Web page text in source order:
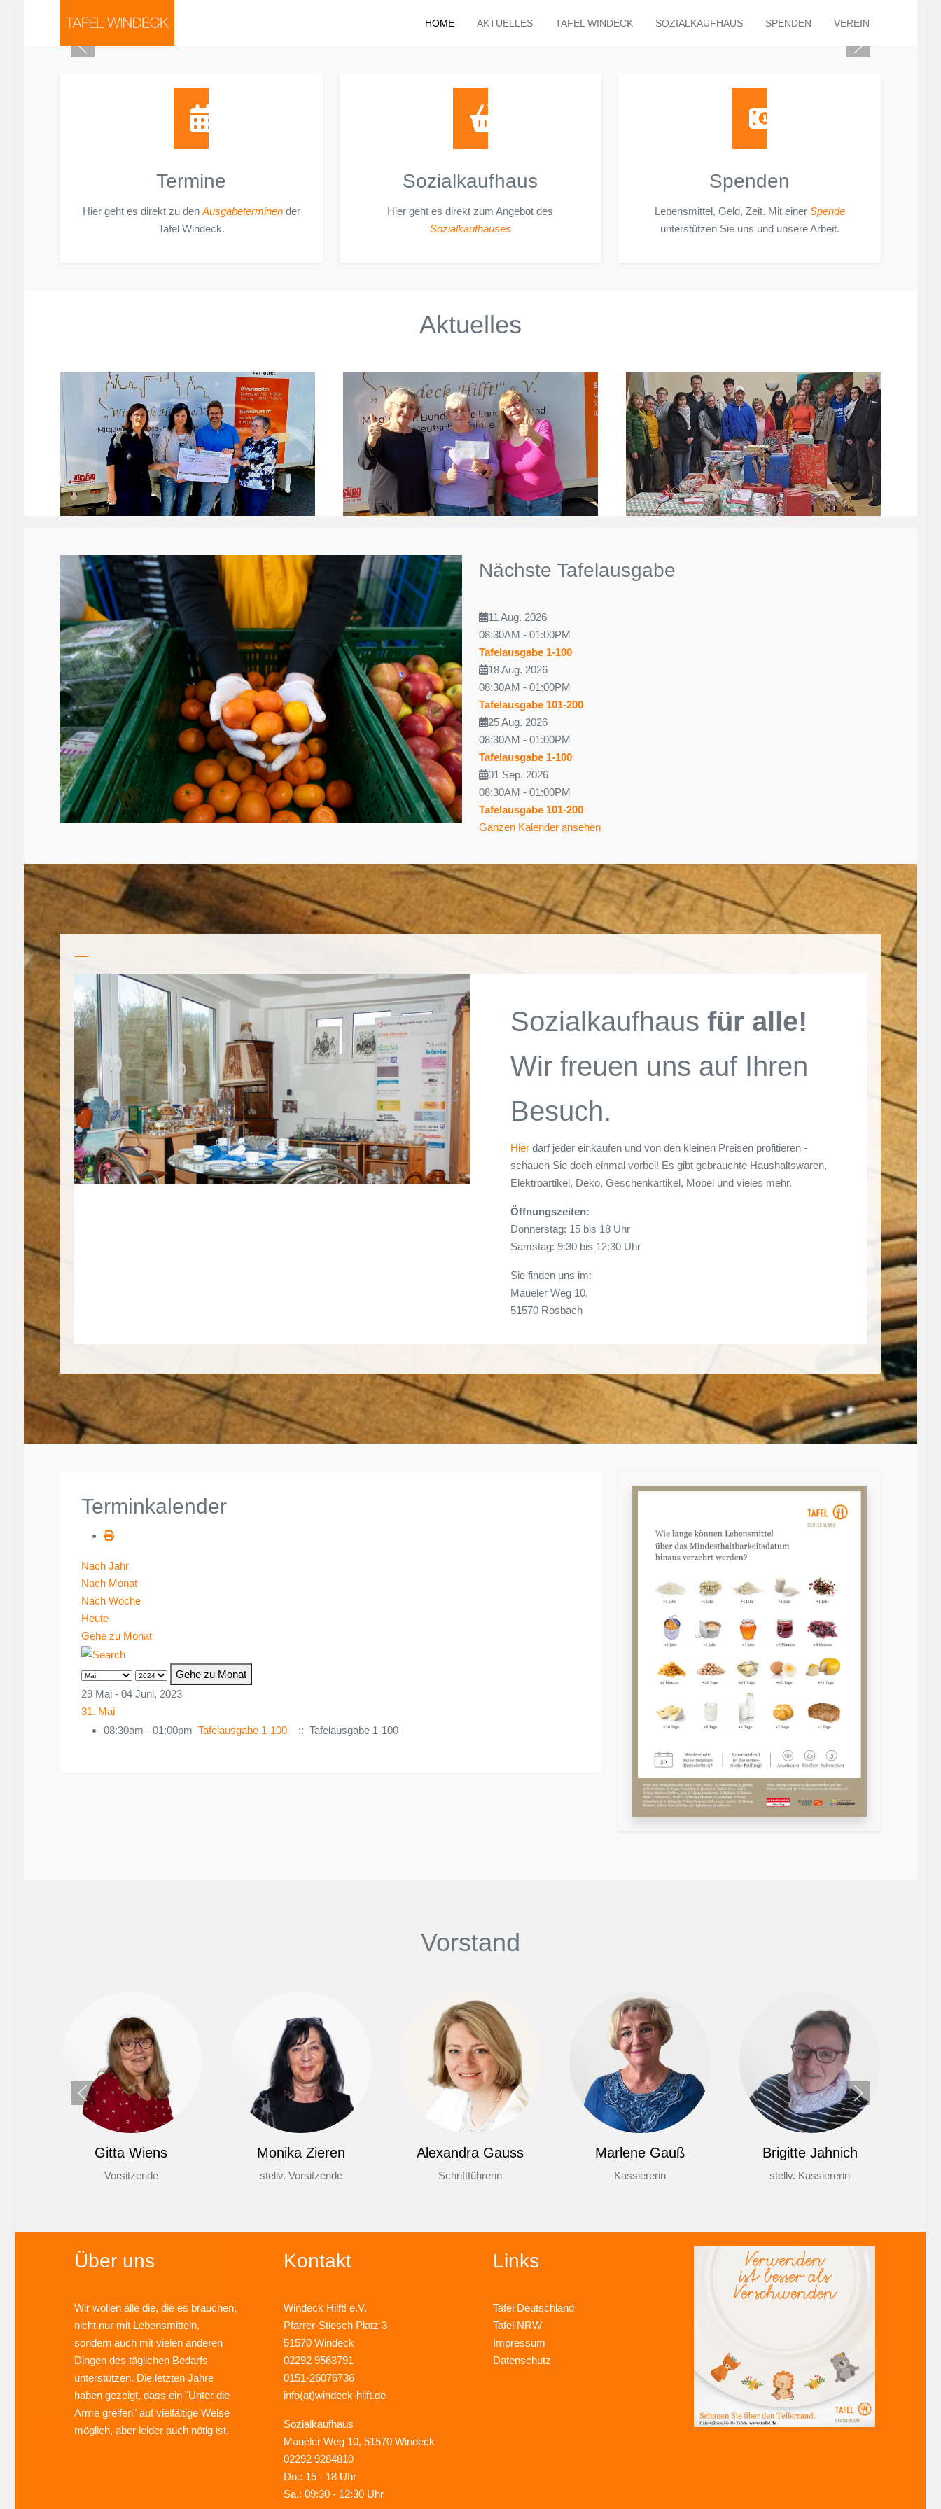
HOME AKTUELLES TAFEL WINDECK SOZIALKAUFHAUS SPENDEN VEREIN
Termine
Hier geht es direkt zu den Ausgabeterminender
Tafel Windeck.
Sozialkaufhaus
Hier geht es direkt zum Angebot des
Sozialkaufhauses
Spenden
Lebensmittel, Geld, Zeit. Mit einer Spende
unterstützen Sie uns und unsere Arbeit.
Aktuelles
Nächste Tafelausgabe
11 Aug. 2026
08:30AM - 01:00PM
Tafelausgabe 1-100
18 Aug. 2026
08:30AM - 01:00PM
Tafelausgabe 101-200
25 Aug. 2026
08:30AM - 01:00PM
Tafelausgabe 1-100
01 Sep. 2026
08:30AM - 01:00PM
Tafelausgabe 101-200
Ganzen Kalender ansehen
Sozialkaufhaus für alle!
Wir freuen uns auf Ihren
Besuch.
Hierdarf jeder einkaufen und von den kleinen Preisen profitieren -
schauen Sie doch einmal vorbei! Es gibt gebrauchte Haushaltswaren,
Elektroartikel, Deko, Geschenkartikel, Möbel und vieles mehr.
Öffnungszeiten:
Donnerstag: 15 bis 18 Uhr
Samstag: 9:30 bis 12:30 Uhr
Sie finden uns im:
Maueler Weg 10,
51570 Rosbach
Terminkalender
Nach Jahr
Nach Monat
Nach Woche
Heute
Gehe zu Monat
Gehe zu Monat
29 Mai - 04 Juni, 2023
31. Mai
08:30am - 01:00pm Tafelausgabe 1-100 :: Tafelausgabe 1-100
Vorstand
Gitta Wiens
Vorsitzende
Monika Zieren
stellv. Vorsitzende
Alexandra Gauss
Schriftführerin
Marlene Gauß
Kassiererin
Brigitte Jahnich
stellv. Kassiererin
Über uns
Wir wollen alle die, die es brauchen,
nicht nur mit Lebensmitteln,
sondern auch mit vielen anderen
Dingen des täglichen Bedarfs
unterstützen. Die letzten Jahre
haben gezeigt, dass ein "Unter die
Arme greifen" auf vielfältige Weise
möglich, aber leider auch nötig ist.
Kontakt
Windeck Hilft! e.V.
Pfarrer-Stiesch Platz 3
51570 Windeck
02292 9563791
0151-26076736
info(at)windeck-hilft.de
Sozialkaufhaus
Maueler Weg 10, 51570 Windeck
02292 9284810
Do.: 15 - 18 Uhr
Sa.: 09:30 - 12:30 Uhr
Links
Tafel Deutschland
Tafel NRW
Impressum
Datenschutz